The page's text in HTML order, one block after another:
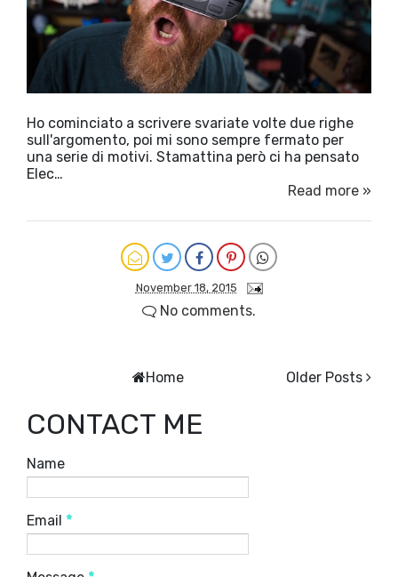
Ho cominciato a scrivere svariate volte due righe
sull'argomento, poi mi sono sempre fermato per
una serie di motivi. Stamattina però ci ha pensato
Elec…
Read more »
November 18, 2015
No comments.
Older Posts
Home
CONTACT ME
Name
Email *